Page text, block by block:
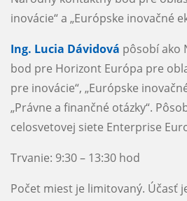
inovácie“ a „Európske inovačné
Ing. Lucia Dávidová pôsobí ako
bod pre Horizont Európa pre
pre inovácie“, „Európske
„Právne a finančné otázky“.
celosvetovej siete Enterprise
Trvanie: 9:30 – 13:30 hod
Počet miest je limitovaný. Účasť